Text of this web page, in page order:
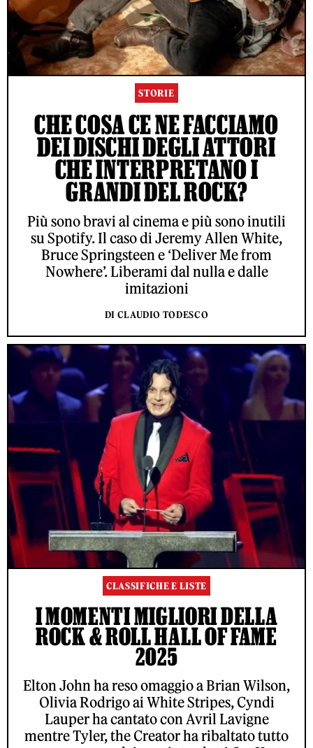
STORIE
CHE COSA CE NE FACCIAMO
DEI DISCHI DEGLI ATTORI
CHE INTERPRETANO I
GRANDI DEL ROCK?
Più sono bravi al cinema e più sono inutili
su Spotify. Il caso di Jeremy Allen White,
Bruce Springsteen e ‘Deliver Me from
Nowhere’. Liberami dal nulla e dalle
imitazioni
DI CLAUDIO TODESCO
CLASSIFICHE E LISTE
I MOMENTI MIGLIORI DELLA
ROCK & ROLL HALL OF FAME
2025
Elton John ha reso omaggio a Brian Wilson,
Olivia Rodrigo ai White Stripes, Cyndi
Lauper ha cantato con Avril Lavigne
mentre Tyler, the Creator ha ribaltato tutto